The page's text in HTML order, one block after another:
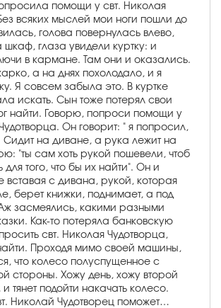
помощи у свт. Николая
всяких мыслей мои ноги пошли до
голова повернулась влево,
шкаф, глаза увидели куртку: и
в кармане. Там они и оказались.
а на днях похолодало, и я
Я совсем забыла это. В куртке
искать. Сын тоже потерял свои
найти. Говорю, попроси помощи у
Он говорит: " я попросил,
Сидит на диване, а рука лежит на
"ты сам хоть рукой пошевели, чтоб
для того, что бы их найти". Он и
вставая с дивана, рукой, которая
берет книжки, поднимает, а под
засмеялись, какими разными
Как-то потеряла банковскую
свт. Николая Чудотворца,
Проходя мимо своей машины,
что колесо полуспущенное с
стороны. Хожу день, хожу второй
тянет подойти накачать колесо.
Николай Чудотворец поможет…